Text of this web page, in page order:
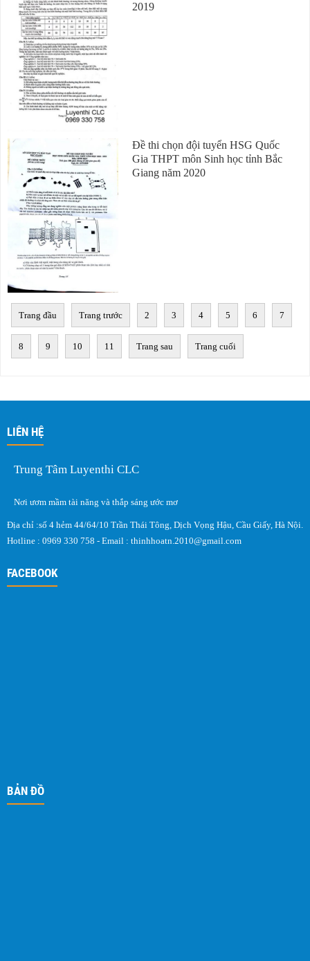
2019
Đề thi chọn đội tuyển HSG Quốc
Gia THPT môn Sinh học tỉnh Bắc
Giang năm 2020
Trang đầu Trang trước 2 3 4 5 6 7
8 9 10 11 Trang sau Trang cuối
LIÊN HỆ
Trung Tâm Luyenthi CLC
Nơi ươm mầm tài năng và thắp sáng ước mơ
Địa chỉ :số 4 hẻm 44/64/10 Trần Thái Tông, Dịch Vọng Hậu, Cầu Giấy, Hà Nội.
Hotline : 0969 330 758 - Email : thinhhoatn.2010@gmail.com
FACEBOOK
BẢN ĐỒ